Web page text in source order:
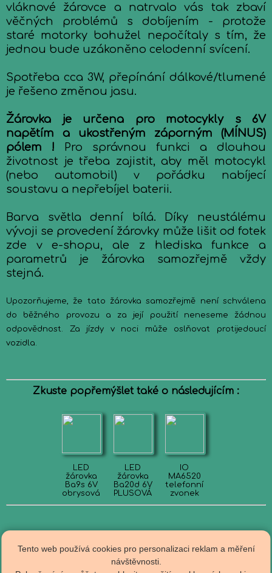
vláknové žárovce a natrvalo vás tak zbaví
věčných problémů s dobíjením - protože
staré motorky bohužel nepočítaly s tím, že
jednou bude uzákoněno celodenní svícení.
Spotřeba cca 3W, přepínání dálkové/tlumené
je řešeno změnou jasu.
Žárovka je určena pro motocykly s 6V
napětím a ukostřeným záporným (MÍNUS)
pólem ! Pro správnou funkci a dlouhou
životnost je třeba zajistit, aby měl motocykl
(nebo automobil) v pořádku nabíjecí
soustavu a nepřebíjel baterii.
Barva světla denní bílá. Díky neustálému
vývoji se provedení žárovky může lišit od fotek
zde v e-shopu, ale z hlediska funkce a
parametrů je žárovka samozřejmě vždy
stejná.
Upozorňujeme, že tato žárovka samozřejmě není schválena
do běžného provozu a za její použití neneseme žádnou
odpovědnost. Za jízdy v noci může oslňovat protijedoucí
vozidla.
Zkuste popřemýšlet také o následujícím :
LED
žárovka
Ba9s 6V
obrysová
LED
žárovka
Ba20d 6V
PLUSOVÁ
IO
MA6520
telefonní
zvonek
Tento web používá cookies pro personalizaci reklam a měření
návštěvnosti.